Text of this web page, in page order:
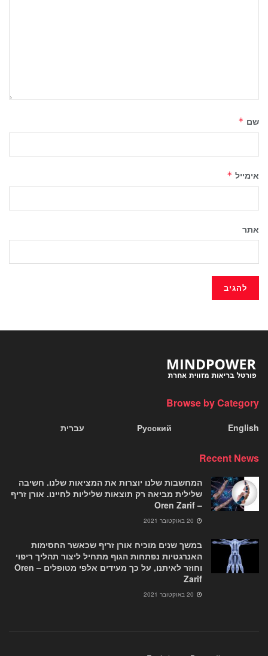
שם *
אימייל *
אתר
Browse by Category
English
Русский עברית
Recent News
המחשבות שלנו יוצרות את המציאות שלנו. חשיבה
שלילית מביאה רק תוצאות שליליות לחיינו. אורן זריף
– Oren Zarif
במשך שנים מוכיח אורן זריף שכאשר החסימות
האנרגטיות נפתחות הגוף מתחיל ליצור תהליך ריפוי
וחוזר לאיתנו, על כך מעידים אלפי מטופלים – Oren
Zarif